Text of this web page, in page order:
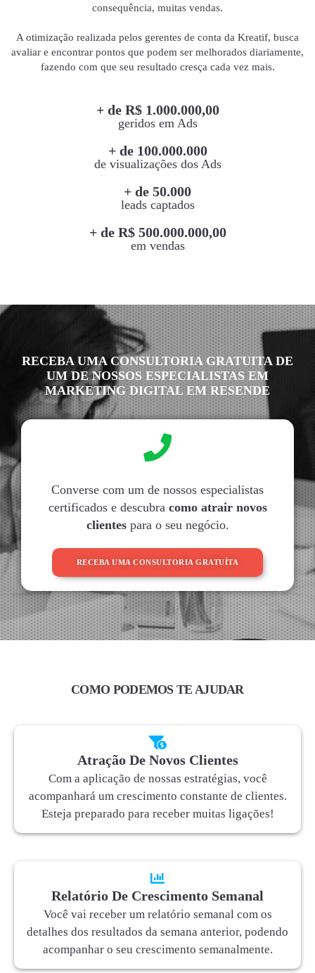
consequência, muitas vendas.
A otimização realizada pelos gerentes de conta da Kreatif, busca
avaliar e encontrar pontos que podem ser melhorados diariamente,
fazendo com que seu resultado cresça cada vez mais.
+ de R$ 1.000.000,00
geridos em Ads
+ de 100.000.000
de visualizações dos Ads
+ de 50.000
leads captados
+ de R$ 500.000.000,00
em vendas
RECEBA UMA CONSULTORIA GRATUITA DE
UM DE NOSSOS ESPECIALISTAS EM
MARKETING DIGITAL EM RESENDE
Converse com um de nossos especialistas
certificados e descubra como atrair novos
clientespara o seu negócio.
RECEBA UMA CONSULTORIA GRATUÍTA
COMO PODEMOS TE AJUDAR
Atração De Novos Clientes
Com a aplicação de nossas estratégias, você
acompanhará um crescimento constante de clientes.
Esteja preparado para receber muitas ligações!
Relatório De Crescimento Semanal
Você vai receber um relatório semanal com os
detalhes dos resultados da semana anterior, podendo
acompanhar o seu crescimento semanalmente.